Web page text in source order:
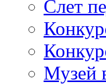
Cлет
Музей